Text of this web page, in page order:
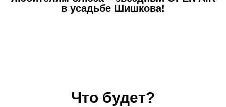
в усадьбе Шишкова!
Что будет?